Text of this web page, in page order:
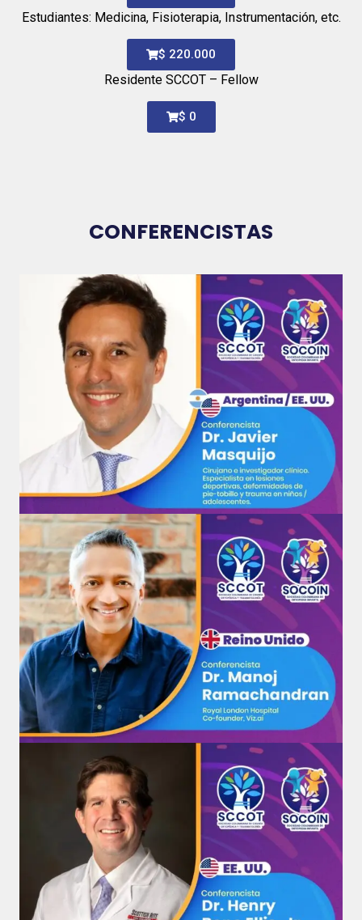
Estudiantes: Medicina, Fisioterapia, Instrumentación, etc.
$ 220.000
Residente SCCOT – Fellow
$ 0
CONFERENCISTAS